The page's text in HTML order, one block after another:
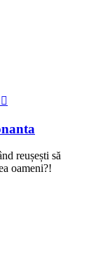
reușești să
oameni?!